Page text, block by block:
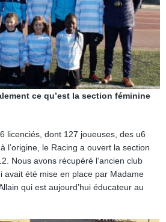
ce qu’est la section féminine
licenciés, dont 127 joueuses, des u6
l’origine, le Racing a ouvert la section
Nous avons récupéré l’ancien club
avait été mise en place par Madame
qui est aujourd’hui éducateur au